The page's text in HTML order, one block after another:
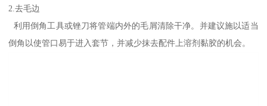
2.去毛边
利用倒角工具或锉刀将管端内外的毛屑清除干净。并建议施以适当
倒角以使管口易于进入套节，并减少抹去配件上溶剂黏胶的机会。